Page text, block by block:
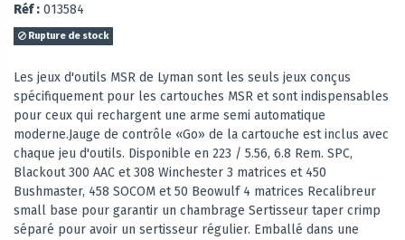
Réf : 013584
Rupture de stock
Les jeux d'outils MSR de Lyman sont les seuls jeux conçus
spécifiquement pour les cartouches MSR et sont indispensables
pour ceux qui rechargent une arme semi automatique
moderne.Jauge de contrôle «Go» de la cartouche est inclus avec
chaque jeu d'outils. Disponible en 223 / 5.56, 6.8 Rem. SPC,
Blackout 300 AAC et 308 Winchester 3 matrices et 450
Bushmaster, 458 SOCOM et 50 Beowulf 4 matrices Recalibreur
small base pour garantir un chambrage Sertisseur taper crimp
séparé pour avoir un sertisseur régulier. Emballé dans une